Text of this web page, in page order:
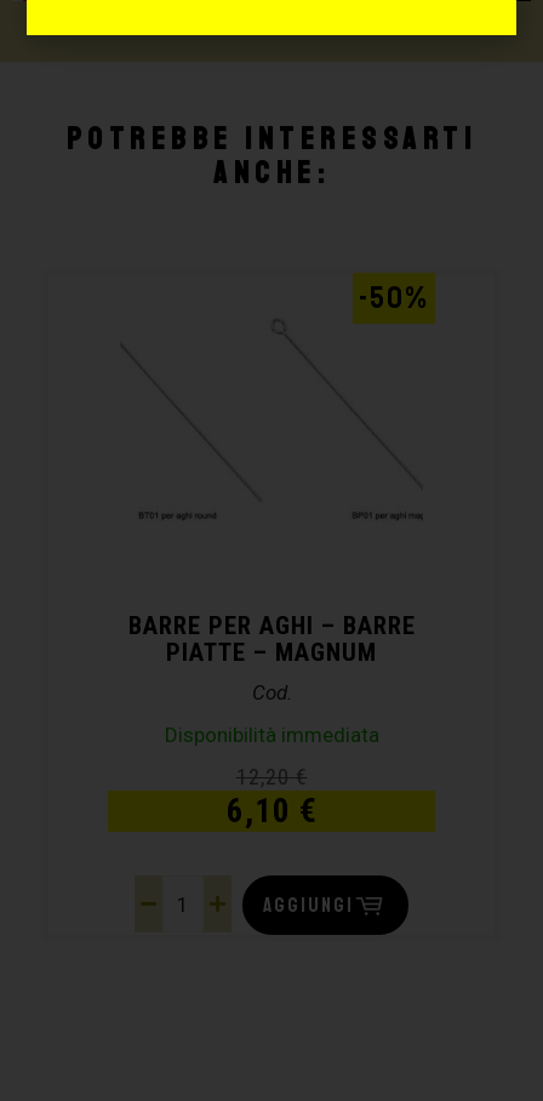
Potrebbe interessarti
anche:
BARRE PER AGHI – BARRE
PIATTE – MAGNUM
Cod.
Disponibilità immediata
12,20€
6,10 €
-50%
AGGIUNGI